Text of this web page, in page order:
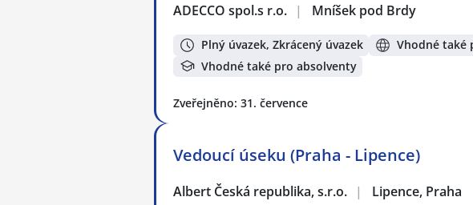
ADECCO spol.s r.o. | Mníšek pod Brdy
Plný úvazek, Zkrácený úvazek
Vhodné také
Vhodné také pro absolventy
Zveřejněno: 31. července
Vedoucí úseku (Praha - Lipence)
Albert Česká republika, s.r.o. | Lipence, Praha